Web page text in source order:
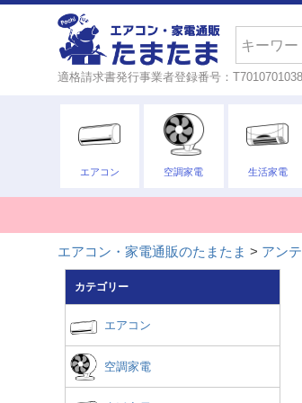
適格請求書発行事業者登録番号：
エアコン 空調家電 生活家電
エアコン・家電通販のたまたま アン
カテゴリー
エアコン
空調家電